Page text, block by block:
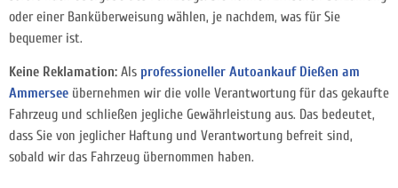
oder einer Banküberweisung wählen, je nachdem, was für Sie
bequemer ist.
Keine Reklamation: Als professioneller Autoankauf Dießen am
Ammersee übernehmen wir die volle Verantwortung für das gekaufte
Fahrzeug und schließen jegliche Gewährleistung aus. Das bedeutet,
dass Sie von jeglicher Haftung und Verantwortung befreit sind,
sobald wir das Fahrzeug übernommen haben.